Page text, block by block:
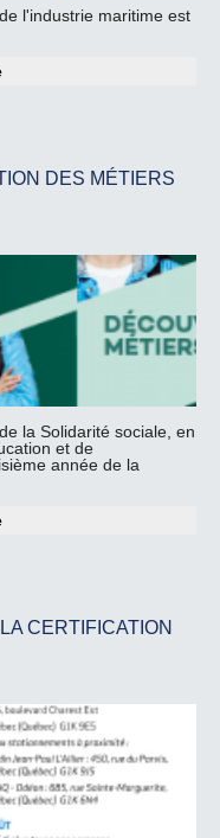
l'industrie maritime est
DES MÉTIERS
la Solidarité sociale, en
et de
année de la
CERTIFICATION